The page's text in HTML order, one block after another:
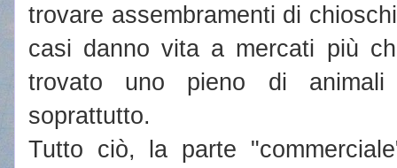
trovare assembramenti di
casi danno vita a mercati più
trovato uno pieno di
soprattutto.
Tutto ciò, la parte